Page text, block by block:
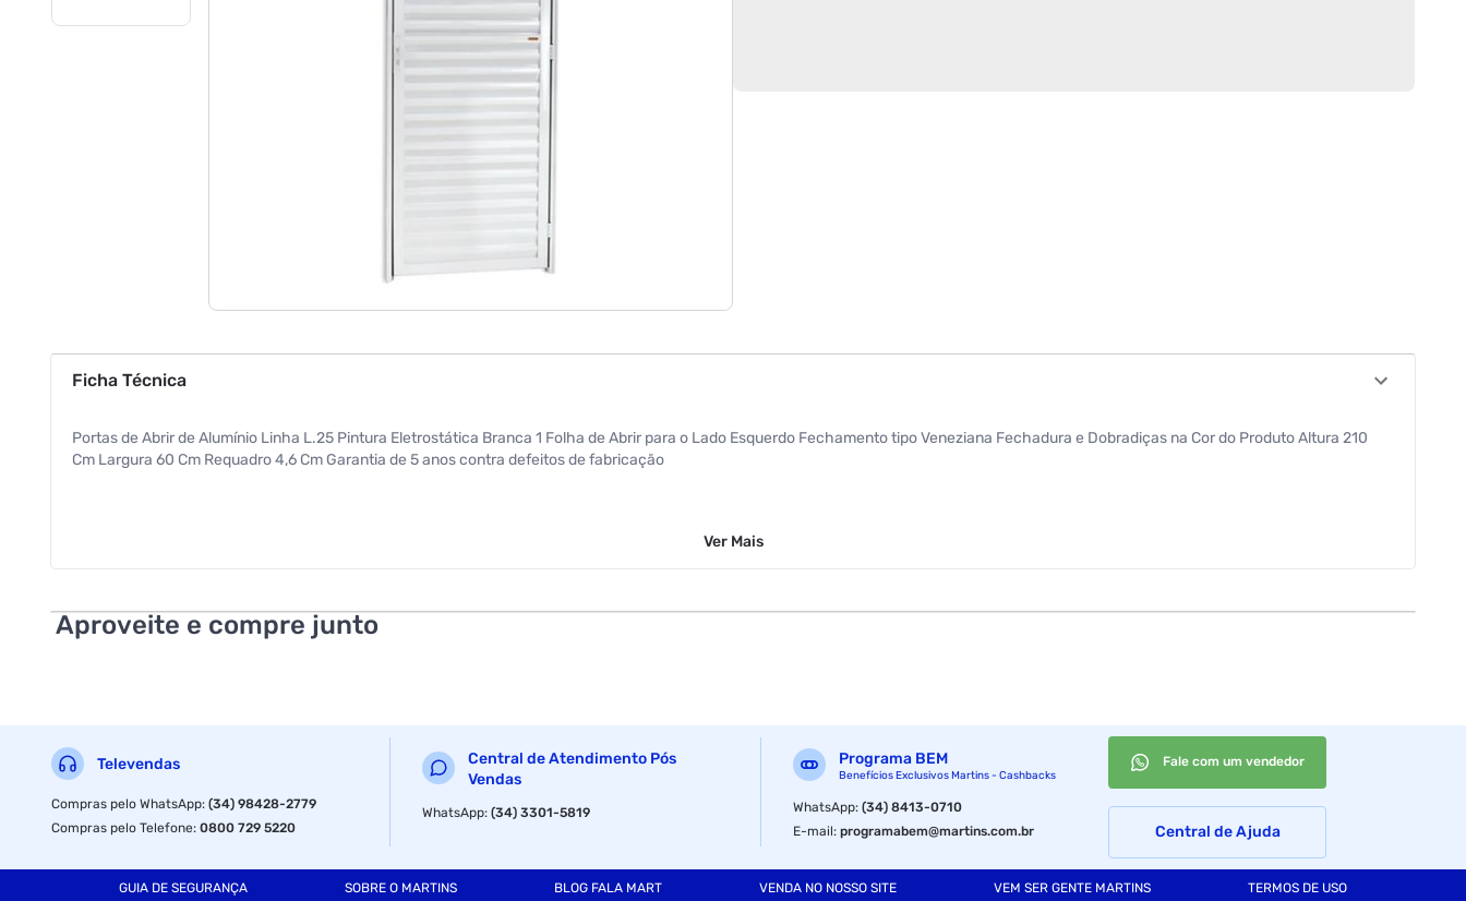
Ficha Técnica
Portas de Abrir de Alumínio Linha L.25 Pintura Eletrostática Branca 1 Folha de Abrir para o Lado Esquerdo Fechamento tipo Veneziana Fechadura e Dobradiças na Cor do Produto Altura 210
Cm Largura 60 Cm Requadro 4,6 Cm Garantia de 5 anos contra defeitos de fabricação
Ver Mais
Aproveite e compre junto
Televendas
Compras pelo WhatsApp:(34) 98428-2779
Compras pelo Telefone:0800 729 5220
Central de Atendimento Pós
Vendas
WhatsApp:(34) 3301-5819
Programa BEM
Benefícios Exclusivos Martins - Cashbacks
WhatsApp:(34) 8413-0710
E-mail:programabem@martins.com.br
Fale com um vendedor
Central de Ajuda
GUIA DE SEGURANÇA SOBRE O MARTINS BLOG FALA MART VENDA NO NOSSO SITE VEM SER GENTE MARTINS TERMOS DE USO